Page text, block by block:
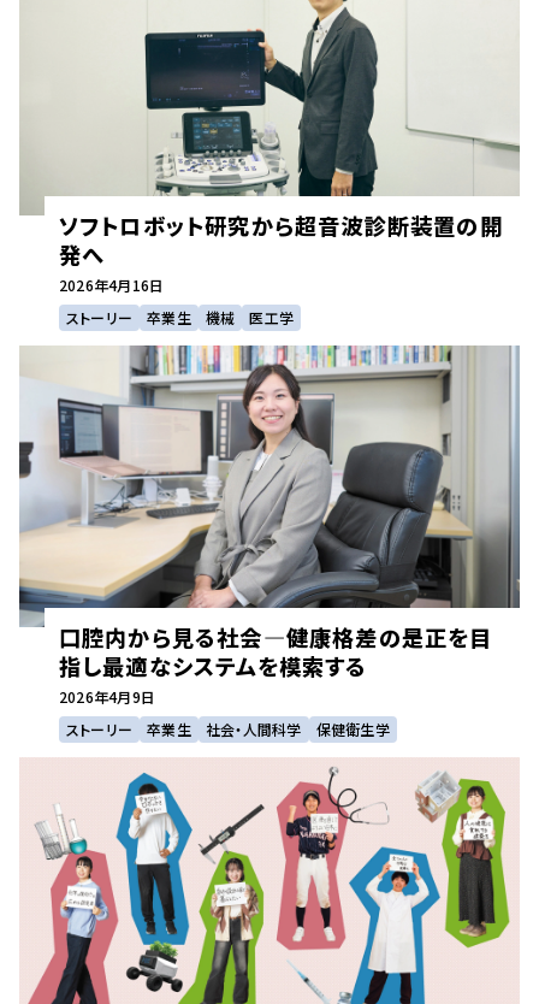
ソフトロボット研究から超音波診断装置の開
発へ
2026年4月16日
ストーリー
卒業生 機械 医工学
口腔内から見る社会—健康格差の是正を目
指し最適なシステムを模索する
2026年4月9日
ストーリー
卒業生 社会・人間科学 保健衛生学